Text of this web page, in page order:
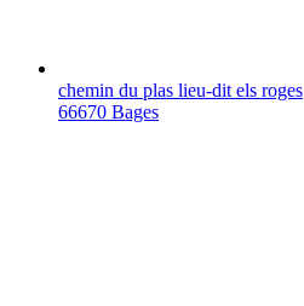
chemin du plas lieu-dit els roges
66670 Bages